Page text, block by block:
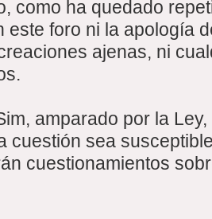
como ha quedado
este foro ni la apología
ajenas, ni
amparado por la
cuestión sea
cuestionamientos